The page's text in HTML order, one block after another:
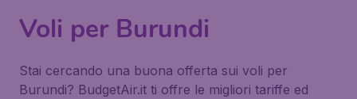
Voli per Burundi
Stai cercando una buona offerta sui voli per
Burundi? BudgetAir.it ti offre le migliori tariffe ed